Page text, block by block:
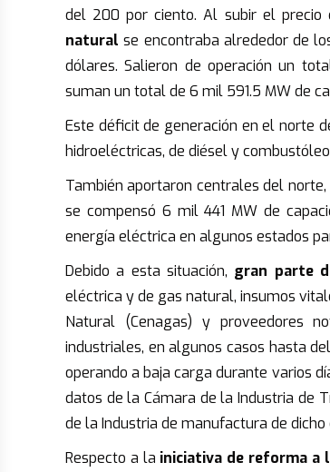
del 200 por ciento. Al subir el precio
naturalse encontraba alrededor de
dólares. Salieron de operación un
suman un total de 6 mil 591.5 MW de
Este déficit de generación en el norte
hidroeléctricas, de diésel y
También aportaron centrales del
se compensó 6 mil 441 MW de
energía eléctrica en algunos estados
Debido a esta situación, gran parte
eléctrica y de gas natural, insumos
Natural (Cenagas) y proveedores
industriales, en algunos casos hasta
operando a baja carga durante varios
datos de la Cámara de la Industria de
de la Industria de manufactura de
Respecto a la iniciativa de reforma a